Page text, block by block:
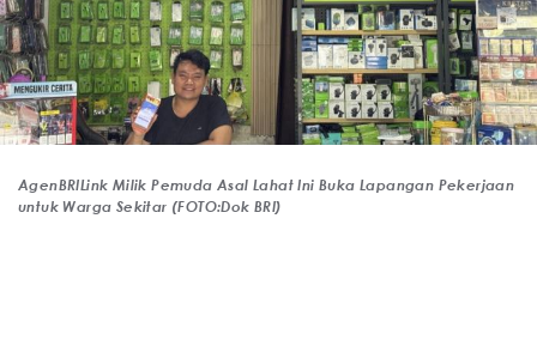
AgenBRILink Milik Pemuda Asal Lahat Ini Buka Lapangan Pekerjaan
untuk Warga Sekitar (FOTO:Dok BRI)